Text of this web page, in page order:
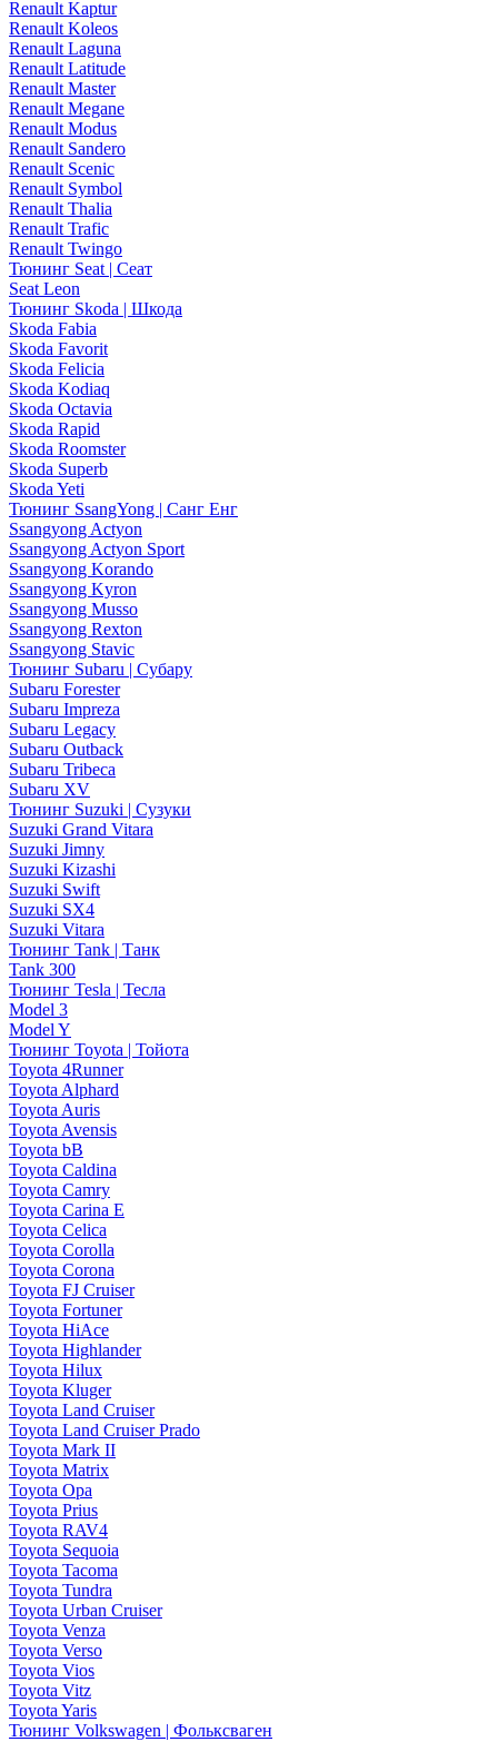
Renault Kaptur
Renault Koleos
Renault Laguna
Renault Latitude
Renault Master
Renault Megane
Renault Modus
Renault Sandero
Renault Scenic
Renault Symbol
Renault Thalia
Renault Trafic
Renault Twingo
Тюнинг Seat | Сеат
Seat Leon
Тюнинг Skoda | Шкода
Skoda Fabia
Skoda Favorit
Skoda Felicia
Skoda Kodiaq
Skoda Octavia
Skoda Rapid
Skoda Roomster
Skoda Superb
Skoda Yeti
Тюнинг SsangYong | Санг Енг
Ssangyong Actyon
Ssangyong Actyon Sport
Ssangyong Korando
Ssangyong Kyron
Ssangyong Musso
Ssangyong Rexton
Ssangyong Stavic
Тюнинг Subaru | Субару
Subaru Forester
Subaru Impreza
Subaru Legacy
Subaru Outback
Subaru Tribeca
Subaru XV
Тюнинг Suzuki | Сузуки
Suzuki Grand Vitara
Suzuki Jimny
Suzuki Kizashi
Suzuki Swift
Suzuki SX4
Suzuki Vitara
Тюнинг Tank | Танк
Tank 300
Тюнинг Tesla | Тесла
Model 3
Model Y
Тюнинг Toyota | Тойота
Toyota 4Runner
Toyota Alphard
Toyota Auris
Toyota Avensis
Toyota bB
Toyota Caldina
Toyota Camry
Toyota Carina E
Toyota Celica
Toyota Corolla
Toyota Corona
Toyota FJ Cruiser
Toyota Fortuner
Toyota HiAce
Toyota Highlander
Toyota Hilux
Toyota Kluger
Toyota Land Cruiser
Toyota Land Cruiser Prado
Toyota Mark II
Toyota Matrix
Toyota Opa
Toyota Prius
Toyota RAV4
Toyota Sequoia
Toyota Tacoma
Toyota Tundra
Toyota Urban Cruiser
Toyota Venza
Toyota Verso
Toyota Vios
Toyota Vitz
Toyota Yaris
Тюнинг Volkswagen | Фольксваген